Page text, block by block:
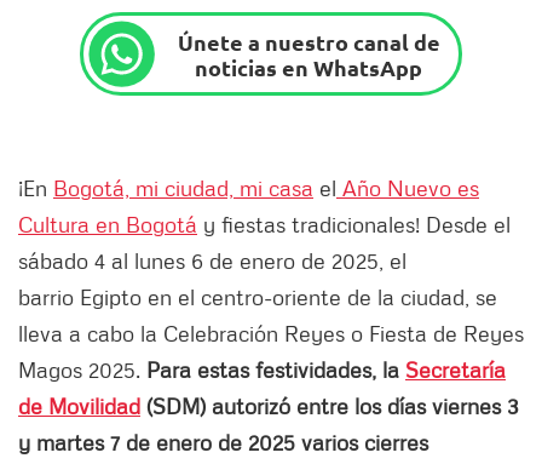
Únete a nuestro canal de
noticias en WhatsApp
¡En Bogotá, mi ciudad, mi casa el Año Nuevo es
Cultura en Bogotá y fiestas tradicionales! Desde el
sábado 4 al lunes 6 de enero de 2025, el
barrio Egipto en el centro-oriente de la ciudad, se
lleva a cabo la Celebración Reyes o Fiesta de Reyes
Magos 2025. Para estas festividades, la Secretaría
de Movilidad (SDM) autorizó entre los días viernes 3
y martes 7 de enero de 2025 varios cierres